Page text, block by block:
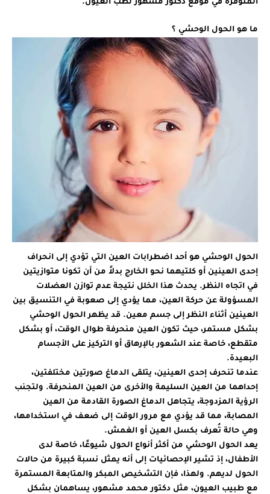
المتوفرة في موقع دكتور مشهور لطب العيون.
ما هو الحول الوحشي ؟
الحول الوحشي هو أحد اضطرابات العين التي تؤدي إلى انحراف
إحدى العينين أو كلتيهما نحو الخارج بدلاً من أن تكونا متوازيتين
في اتجاه النظر. يحدث هذا الخلل نتيجة عدم توازن العضلات
المسؤولة عن حركة العين، مما يؤدي إلى صعوبة في التنسيق بين
العينين أثناء النظر إلى جسم معين. قد يظهر الحول الوحشي
بشكل مستمر، حيث تكون العين منحرفة طوال الوقت، أو بشكل
متقطع، خاصة عند الشعور بالإرهاق أو التركيز على الأجسام
البعيدة.
عندما تنحرف إحدى العينين، يتلقى الدماغ صورتين مختلفتين،
إحداهما من العين السليمة والأخرى من العين المنحرفة. ولتجنب
الرؤية المزدوجة، يتجاهل الدماغ الصورة القادمة من العين
المصابة، مما قد يؤدي مع مرور الوقت إلى ضعف في استخدامها،
وهي حالة تُعرف بكسل العين أو الغمش.
يعد الحول الوحشي من أكثر أنواع الحول شيوعًا، خاصة لدى
الأطفال، إذ تشير الإحصائيات إلى أنه يمثل نسبة كبيرة من حالات
الحول لديهم. ولهذا، فإن التشخيص المبكر والمتابعة المستمرة
مع طبيب العيون، مثل دكتور محمد مشهور، يساهمان بشكل